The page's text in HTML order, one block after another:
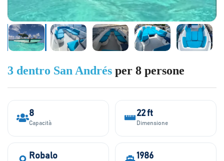
3 dentro San Andrés per 8 persone
8
Capacità
22 ft
Dimensione
Robalo 1986